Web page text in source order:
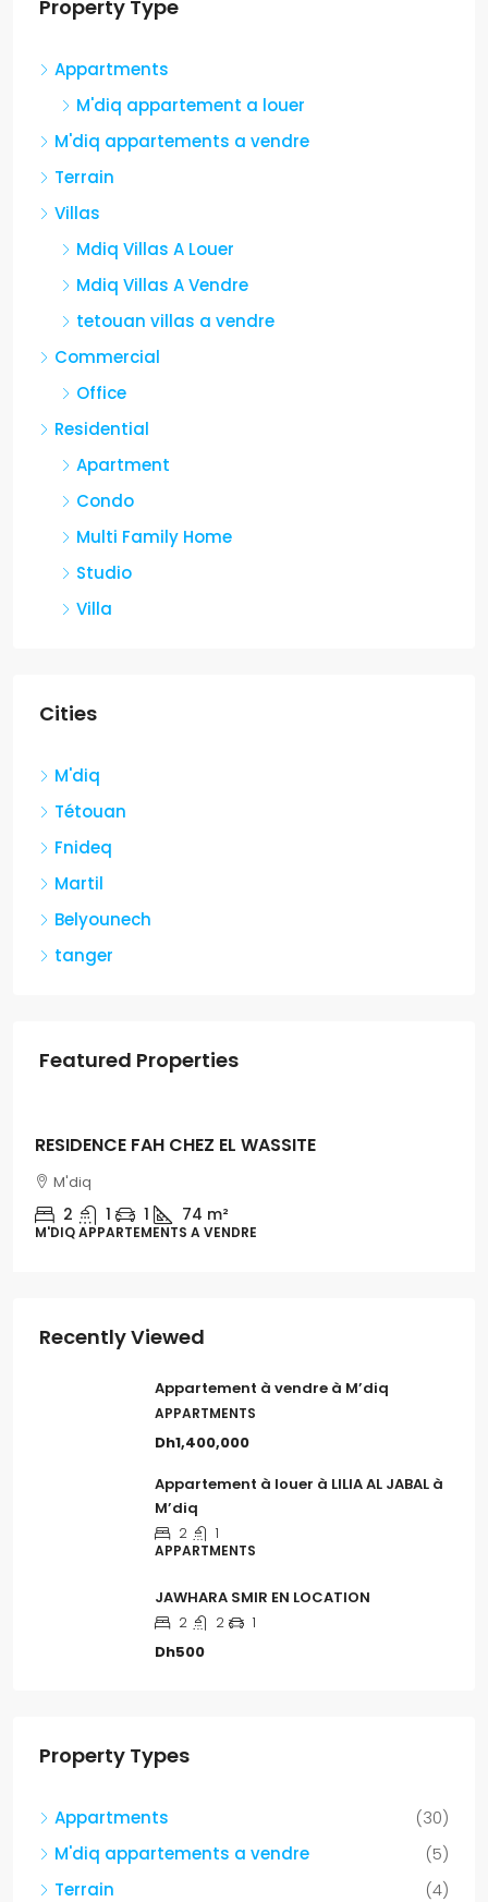
Property Type
Appartments
M'diq appartement a louer
M'diq appartements a vendre
Terrain
Villas
Mdiq Villas A Louer
Mdiq Villas A Vendre
tetouan villas a vendre
Commercial
Office
Residential
Apartment
Condo
Multi Family Home
Studio
Villa
Cities
M'diq
Tétouan
Fnideq
Martil
Belyounech
tanger
Featured Properties
RESIDENCE FAH CHEZ EL WASSITE
M'diq
2 1 1 74 m²
M'DIQ APPARTEMENTS A VENDRE
Recently Viewed
Appartement à vendre à M’diq
APPARTMENTS
Dh1,400,000
Appartement à louer à LILIA AL JABAL à
M’diq
2
1
APPARTMENTS
JAWHARA SMIR EN LOCATION
2 2 1
Dh500
Property Types
Appartments
(30)
M'diq appartements a vendre
(5)
Terrain
(4)